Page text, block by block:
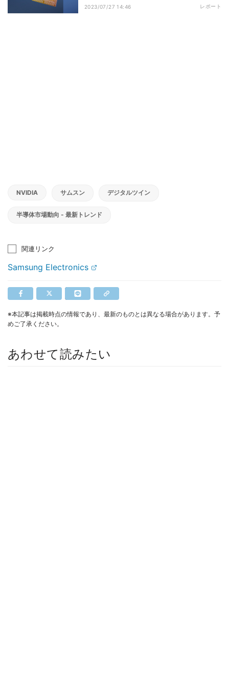
2023/07/27 14:46 レポート
NVIDIA サムスン デジタルツイン
半導体市場動向 - 最新トレンド
関連リンク
Samsung Electronics
※本記事は掲載時点の情報であり、最新のものとは異なる場合があります。予
めご了承ください。
あわせて読みたい